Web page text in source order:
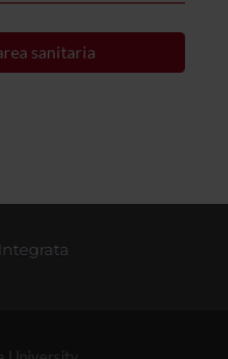
sanitaria